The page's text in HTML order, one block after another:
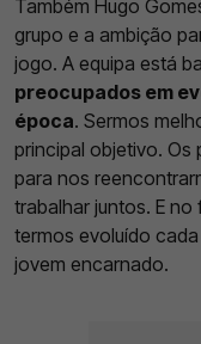
Também Hugo
grupo e a ambição
jogo. A equipa está
preocupados em
época. Sermos
principal objetivo. Os
para nos
trabalhar juntos. E
termos evoluído
jovem encarnado.